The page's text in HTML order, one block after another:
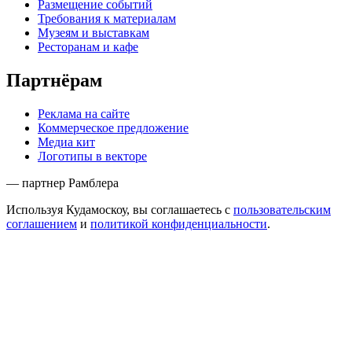
Размещение событий
Требования к материалам
Музеям и выставкам
Ресторанам и кафе
Партнёрам
Реклама на сайте
Коммерческое предложение
Медиа кит
Логотипы в векторе
— партнер Рамблера
Используя Кудамоскоу, вы соглашаетесь с пользовательским
соглашением и политикой конфиденциальности.